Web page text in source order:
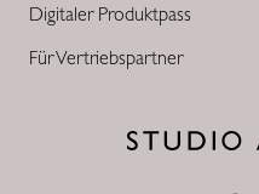
Digitaler Produktpass
Für Vertriebspartner